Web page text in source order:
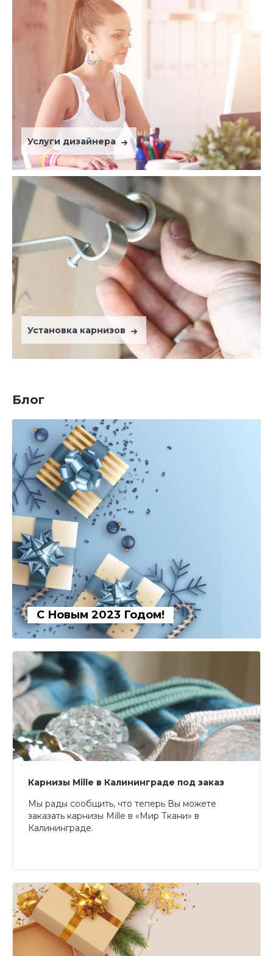
Услуги дизайнера
Установка карнизов
Блог
С Новым 2023 Годом!
Карнизы Mille в Калининграде под заказ
Мы рады сообщить, что теперь Вы можете
заказать карнизы Mille в «Мир Ткани» в
Калининграде.